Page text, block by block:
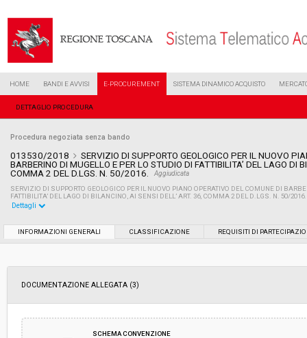
HOME BANDI E AVVISI E-PROCUREMENT SISTEMA DINAMICO ACQUISTO
DETTAGLIO PROCEDURA
Procedura negoziata senza bando
013530/2018
SERVIZIO DI SUPPORTO GEOLOGICO PER IL NUOVO
BARBERINO DI MUGELLO E PER LO STUDIO DI FATTIBILITA’ DEL LAGO DI
COMMA 2 DEL D.LGS. N. 50/2016.
Aggiudicata
SERVIZIO DI SUPPORTO GEOLOGICO PER IL NUOVO PIANO OPERATIVO DEL COMUNE DI
FATTIBILITA’ DEL LAGO DI BILANCINO, AI SENSI DELL’ ART. 36, COMMA 2 DEL D.LGS. N. 50/2016.
Data pubblicazione:
Svolgimento:
Dettagli
INFORMAZIONI GENERALI CLASSIFICAZIONE REQUISITI DI
DOCUMENTAZIONE ALLEGATA (3)
SCHEMA CONVENZIONE